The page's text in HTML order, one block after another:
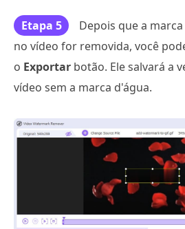
Etapa 5
Depois que a
no vídeo for removida, você
o Exportar botão. Ele salvará a
vídeo sem a marca d'água.